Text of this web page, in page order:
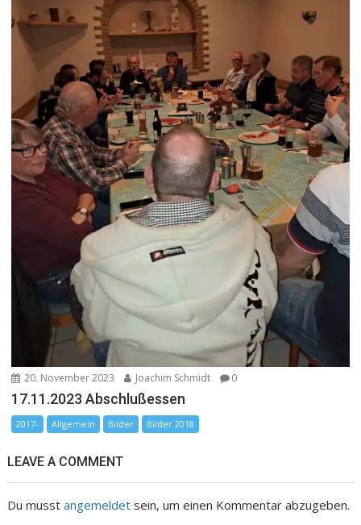
20. November 2023 Joachim Schmidt 0
17.11.2023 Abschlußessen
2017- Allgemein Bilder Bilder 2018
LEAVE A COMMENT
Du musstangemeldet sein, um einen Kommentar abzugeben.